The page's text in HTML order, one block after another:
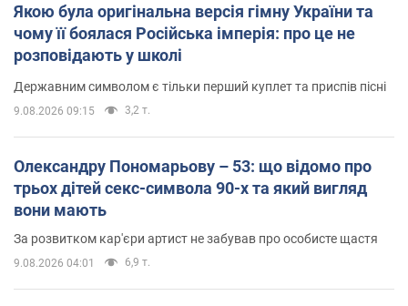
Якою була оригінальна версія гімну України та
чому її боялася Російська імперія: про це не
розповідають у школі
Державним символом є тільки перший куплет та приспів пісні
9.08.2026 09:15 3,2 т.
Олександру Пономарьову – 53: що відомо про
трьох дітей секс-символа 90-х та який вигляд
вони мають
За розвитком кар'єри артист не забував про особисте щастя
9.08.2026 04:01 6,9 т.